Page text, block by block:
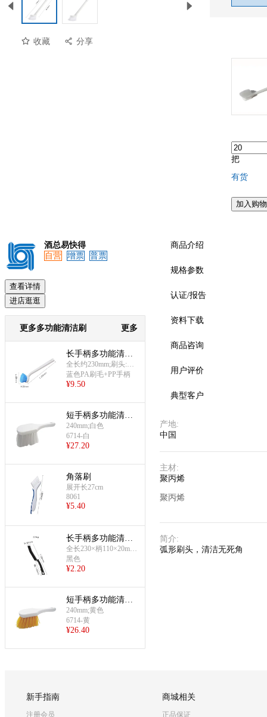
收藏 分享
把
有货
加入购
酒总易快得
自营
增票 普票
查看详情
进店逛逛
更多多功能清洁刷 更多
长手柄多功能清洁
刷(230mm表面清洁
刷)
全长约230mm;刷头:约
Φ55×高28mm
蓝色PA刷毛+PP手柄
¥9.50
短手柄多功能清洁
刷(240MM)(白色)
240mm;白色
6714-白
¥27.20
角落刷
展开长27cm
8061
¥5.40
长手柄多功能清洁
刷(230mm缝隙刷)
全长230×柄110×20mm;
约16g
黑色
¥2.20
短手柄多功能清洁
刷(240MM)(黄色)
240mm;黄色
6714-黄
¥26.40
商品介绍
规格参数
认证/报告
资料下载
商品咨询
用户评价
典型客户
产地:
中国
主材:
聚丙烯
聚丙烯
简介:
弧形刷头，清洁无死角
新手指南
注册会员
商城相关
正品保证